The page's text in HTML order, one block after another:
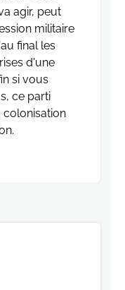
agir, peut
militaire
final les
d'une
si vous
ce parti
colonisation